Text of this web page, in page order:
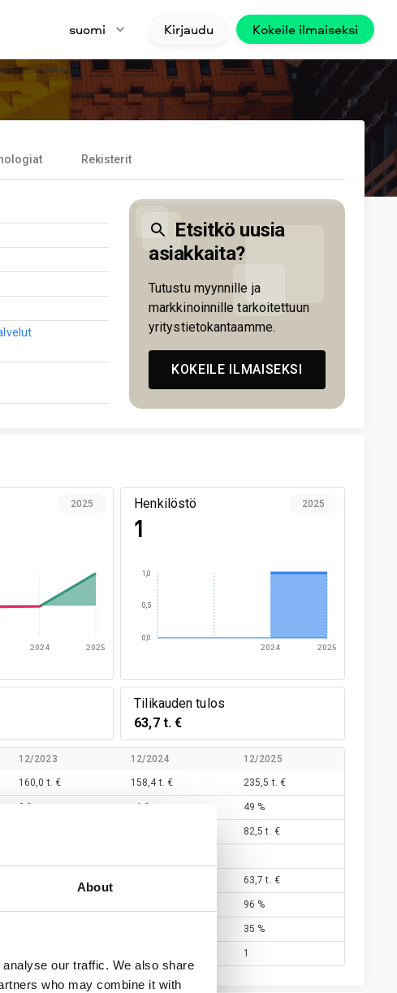
About
our traffic. We also share
who may combine it with
suomi Kirjaudu Kokeile ilmaiseksi
Rekisterit
Etsitkö uusia
asiakkaita?
Tutustu myynnille ja
markkinoinnille tarkoitettuun
yritystietokantaamme.
KOKEILE ILMAISEKSI
2025
2024 2025
Henkilöstö
1
2025
2024 2025
0,0
0,5
1,0
Tilikauden tulos
63,7 t. €
12/2023 12/2024 12/2025
160,0 t. € 158,4 t. € 235,5 t. €
0 % −1 % 49 %
82,5 t. €
63,7 t. €
96 %
35 %
1